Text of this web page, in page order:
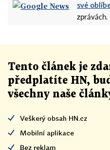
své
zprávách.
Tento článek je
předplatíte HN,
všechny naše
Veškerý obsah HN.cz
Mobilní aplikace
Bez reklam